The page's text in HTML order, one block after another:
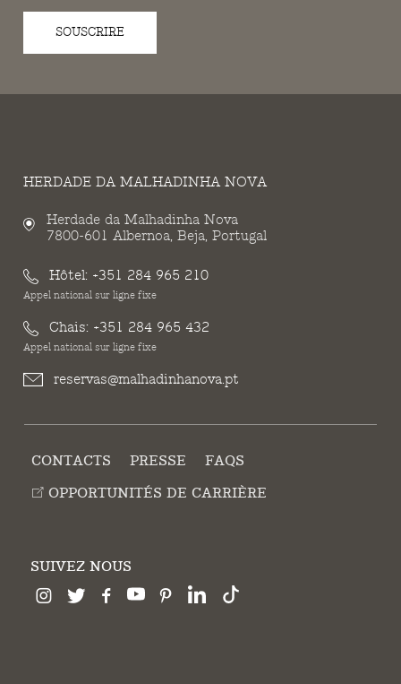
SOUSCRIRE
HERDADE DA MALHADINHA NOVA
Herdade da Malhadinha Nova
7800-601 Albernoa, Beja, Portugal
Hôtel: +351 284 965 210
Appel national sur ligne fixe
Chais: +351 284 965 432
Appel national sur ligne fixe
reservas@malhadinhanova.pt
CONTACTS PRESSE
FAQS
OPPORTUNITÉS DE CARRIÈRE
SUIVEZ NOUS